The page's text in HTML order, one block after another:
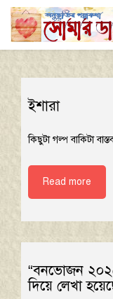
ইশারা
কিছুটা গল্প বাকিটা
Read more
“বনভোজন ২০২৫
দিয়ে লেখা